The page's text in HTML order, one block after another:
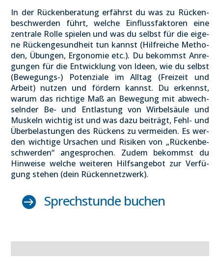
In der Rücken­be­ra­tung erfährst du was zu Rücken­
be­schwer­den führt, wel­che Ein­fluss­fak­to­ren eine
zen­tra­le Rol­le spie­len und was du selbst für die eige­
ne Rücken­ge­sund­heit tun kannst (Hilf­rei­che Metho­
den, Übun­gen, Ergo­no­mie etc.). Du bekommst Anre­
gun­gen für die Ent­wick­lung von Ideen, wie du selbst
(Bewe­gungs-) Poten­zia­le im All­tag (Frei­zeit und
Arbeit) nut­zen und för­dern kannst. Du erkennst,
war­um das rich­ti­ge Maß an Bewe­gung mit abwech­
seln­der Be- und Ent­las­tung von Wir­bel­säu­le und
Mus­keln wich­tig ist und was dazu bei­trägt, Fehl- und
Über­be­las­tun­gen des Rückens zu ver­mei­den. Es wer­
den wich­ti­ge Ursa­chen und Risi­ken von „Rücken­be­
schwer­den“ ange­spro­chen. Zudem bekommst du
Hin­wei­se wel­che wei­te­ren Hilfs­an­ge­bot zur Ver­fü­
gung ste­hen (dein Rücken­netz­werk).
 Sprech­stun­de buchen